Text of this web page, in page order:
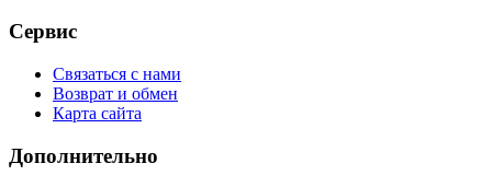
Сервис
Связаться с нами
Возврат и обмен
Карта сайта
Дополнительно